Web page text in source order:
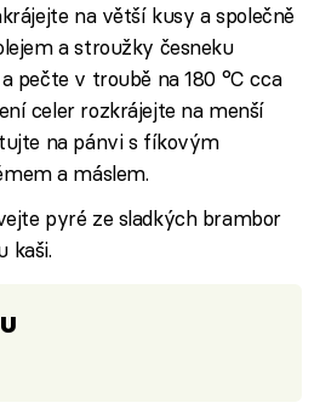
na větší kusy a společně
a stroužky česneku
pečte v troubě na 180 °C cca
celer rozkrájejte na menší
na pánvi s fíkovým
a máslem.
pyré ze sladkých brambor
kaši.